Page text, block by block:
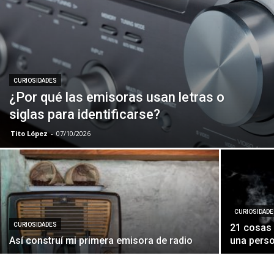
CURIOSIDADES
¿Por qué las emisoras usan letras o
siglas para identificarse?
Tito López - 07/10/2026
CURIOSIDADES
Así construí mi primera emisora de radio
21 cosas
una